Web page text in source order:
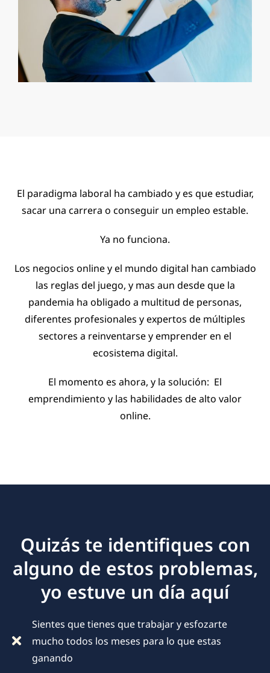
El paradigma laboral ha cambiado y es que estudiar,
sacar una carrera o conseguir un empleo estable.
Ya no funciona.
Los negocios online y el mundo digital han cambiado
las reglas del juego, y mas aun desde que la
pandemia ha obligado a multitud de personas,
diferentes profesionales y expertos de múltiples
sectores a reinventarse y emprender en el
ecosistema digital.
El momento es ahora, y la solución: El
emprendimiento y las habilidades de alto valor
online.
Quizás te identifiques con
alguno de estos problemas,
yo estuve un día aquí
Sientes que tienes que trabajar y esfozarte
mucho todos los meses para lo que estas
ganando